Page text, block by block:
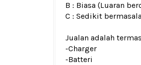
B : Biasa (Luaran
C : Sedikit
Jualan adalah
-Charger
-Batteri